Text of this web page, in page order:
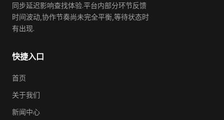
同步延迟影响查找体验.平台内部分环节反馈
时间波动,协作节奏尚未完全平衡,等待状态时
有出现.
快捷入口
首页
关于我们
新闻中心